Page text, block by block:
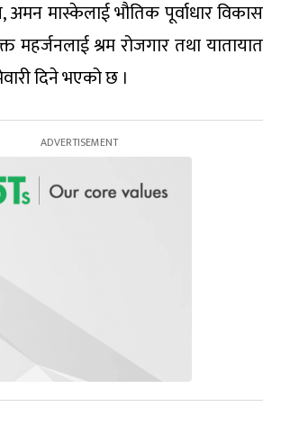
अमन मास्केलाई भौतिक पूर्वाधार विकास
महर्जनलाई श्रम रोजगार तथा यातायात
दिने भएको छ ।